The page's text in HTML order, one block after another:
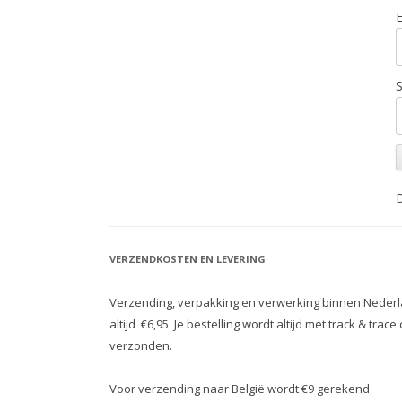
VERZENDKOSTEN EN LEVERING
Verzending, verpakking en verwerking binnen
altijd €6,95. Je bestelling wordt altijd met track & trace
verzonden.
Voor verzending naar België wordt €9 gerekend.